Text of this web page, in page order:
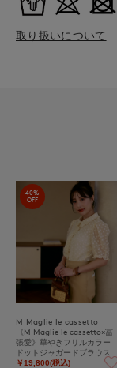
取り扱いについて
40%
OFF
M Maglie le cassetto
《M Maglie le cassetto×冨
張愛》華やぎフリルカラー
ドットジャガードブラウス
￥19,800(税込)